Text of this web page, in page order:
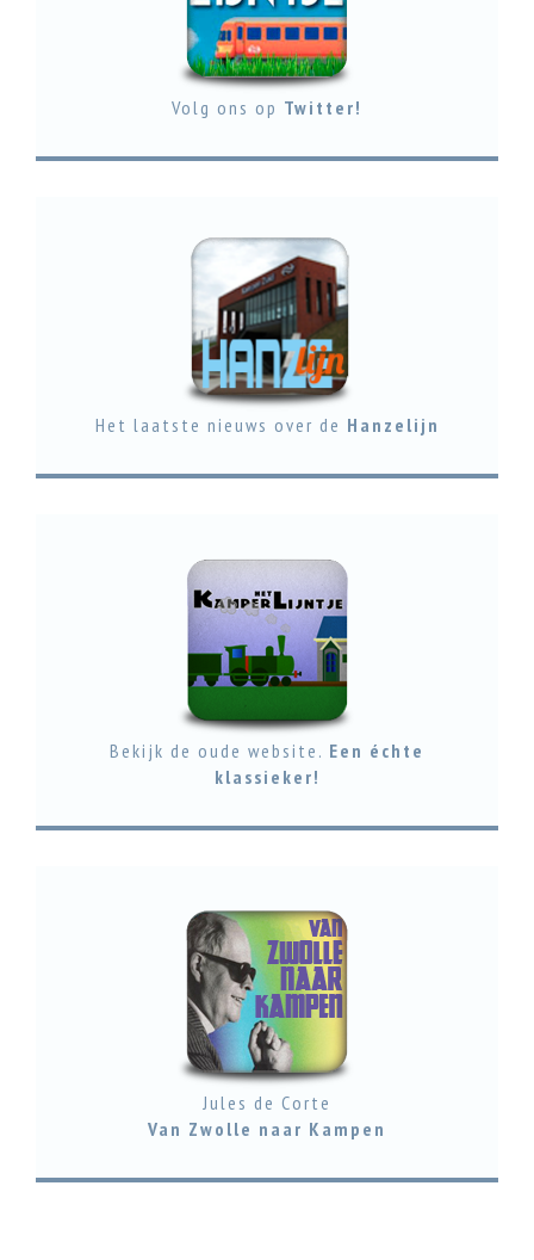
Volg ons op Twitter!
Het laatste nieuws over de Hanzelijn
Bekijk de oude website. Een échte
klassieker!
Jules de Corte
Van Zwolle naar Kampen